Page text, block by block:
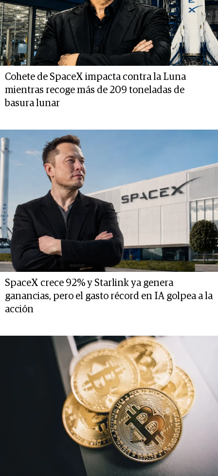
Cohete de SpaceX impacta contra la Luna
mientras recoge más de 209 toneladas de
basura lunar
SpaceX crece 92% y Starlink ya genera
ganancias, pero el gasto récord en IA golpea a la
acción